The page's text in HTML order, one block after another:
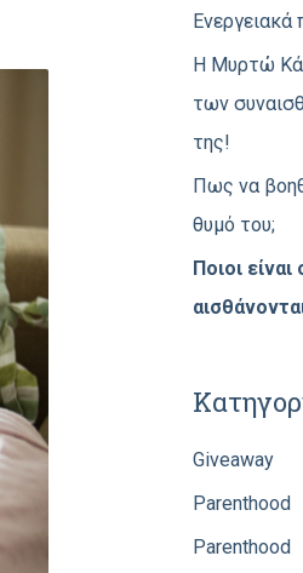
H Mυρτώ
των
της!
Πως να
θυμό του;
Ποιοι
Giveaway
Parenthood
Parenthood